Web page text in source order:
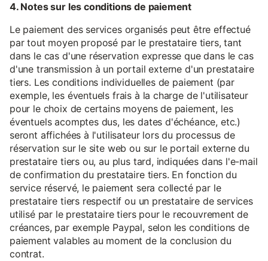
4. Notes sur les conditions de paiement
Le paiement des services organisés peut être effectué
par tout moyen proposé par le prestataire tiers, tant
dans le cas d'une réservation expresse que dans le cas
d'une transmission à un portail externe d'un prestataire
tiers. Les conditions individuelles de paiement (par
exemple, les éventuels frais à la charge de l'utilisateur
pour le choix de certains moyens de paiement, les
éventuels acomptes dus, les dates d'échéance, etc.)
seront affichées à l'utilisateur lors du processus de
réservation sur le site web ou sur le portail externe du
prestataire tiers ou, au plus tard, indiquées dans l'e-mail
de confirmation du prestataire tiers. En fonction du
service réservé, le paiement sera collecté par le
prestataire tiers respectif ou un prestataire de services
utilisé par le prestataire tiers pour le recouvrement de
créances, par exemple Paypal, selon les conditions de
paiement valables au moment de la conclusion du
contrat.